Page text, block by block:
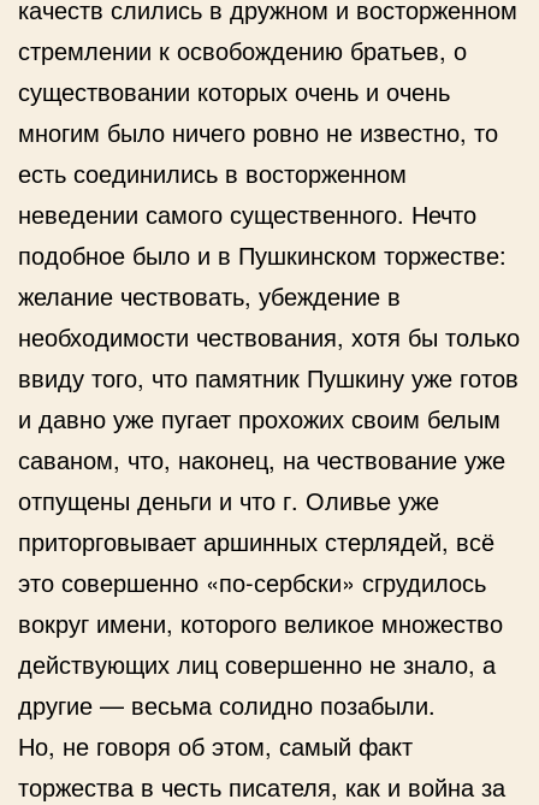
качеств слились в дружном и восторженном
стремлении к освобождению братьев, о
существовании которых очень и очень
многим было ничего ровно не известно, то
есть соединились в восторженном
неведении самого существенного. Нечто
подобное было и в Пушкинском торжестве:
желание чествовать, убеждение в
необходимости чествования, хотя бы только
ввиду того, что памятник Пушкину уже готов
и давно уже пугает прохожих своим белым
саваном, что, наконец, на чествование уже
отпущены деньги и что г. Оливье уже
приторговывает аршинных стерлядей, всё
это совершенно «по-сербски» сгрудилось
вокруг имени, которого великое множество
действующих лиц совершенно не знало, а
другие — весьма солидно позабыли.
Но, не говоря об этом, самый факт
торжества в честь писателя, как и война за